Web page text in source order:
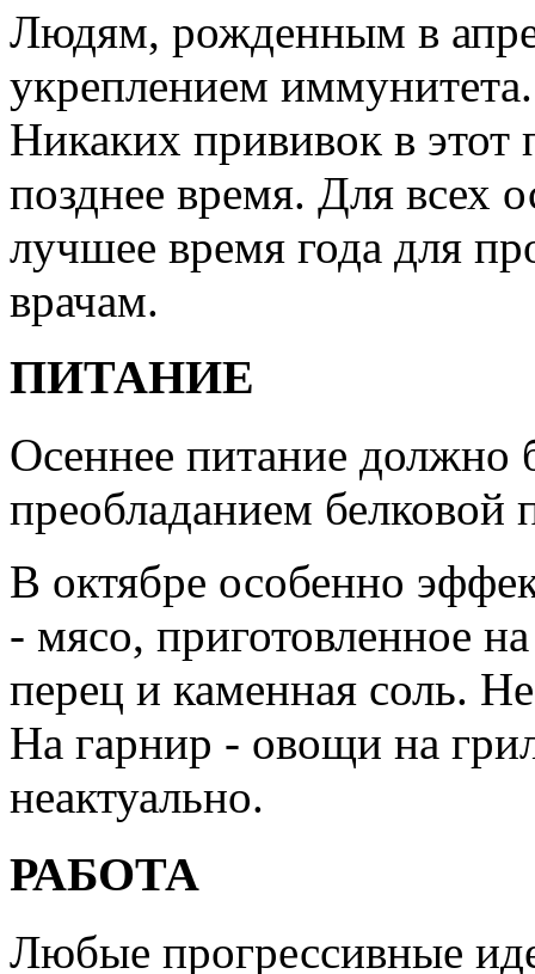
Людям, рожденным в
укреплением
Никаких прививок в
позднее время. Для всех
лучшее время года для
врачам.
ПИТАНИЕ
Осеннее питание должно
преобладанием белковой
В октябре особенно
- мясо, приготовленное
перец и каменная соль.
На гарнир - овощи на
неактуально.
РАБОТА
Любые прогрессивные